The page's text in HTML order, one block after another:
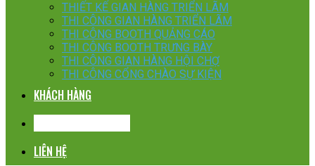
THIẾT KẾ GIAN HÀNG TRIỂN LÃM
THI CÔNG GIAN HÀNG TRIỂN LÃM
THI CÔNG BOOTH QUẢNG CÁO
THI CÔNG BOOTH TRƯNG BÀY
THI CÔNG GIAN HÀNG HỘI CHỢ
THI CÔNG CỔNG CHÀO SỰ KIỆN
KHÁCH HÀNG
LIÊN HỆ